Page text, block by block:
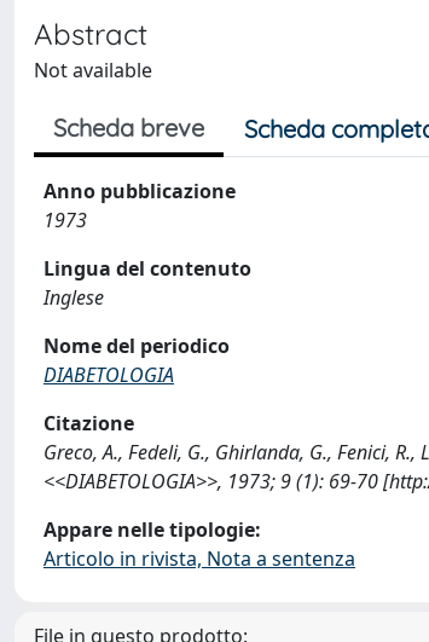
Abstract
Not available
Scheda breve Scheda
Anno pubblicazione
1973
Lingua del contenuto
Inglese
Nome del periodico
DIABETOLOGIA
Citazione
Greco, A., Fedeli, G., Ghirlanda, G., Fenici, R.,
<<DIABETOLOGIA>>, 1973; 9 (1): 69-70
Appare nelle tipologie:
Articolo in rivista, Nota a sentenza
File in questo prodotto: